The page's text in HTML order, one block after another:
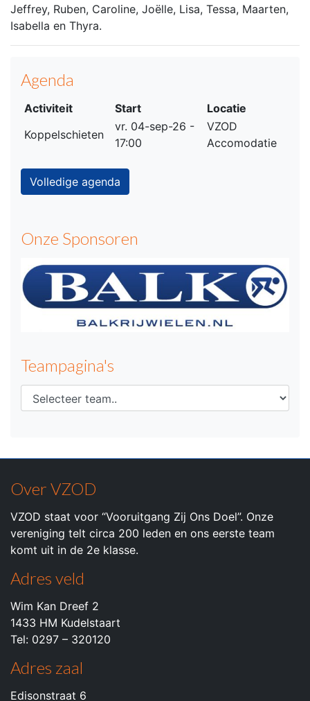
Jeffrey, Ruben, Caroline, Joëlle, Lisa, Tessa, Maarten,
Isabella en Thyra.
Agenda
Activiteit Start
Locatie
Koppelschieten
vr. 04-sep-26 -
17:00
VZOD
Accomodatie
Volledige agenda
Onze Sponsoren
Teampagina's
Over VZOD
VZOD staat voor “Vooruitgang Zij Ons Doel”. Onze
vereniging telt circa 200 leden en ons eerste team
komt uit in de 2e klasse.
Adres veld
Wim Kan Dreef 2
1433 HM Kudelstaart
Tel: 0297 – 320120
Adres zaal
Edisonstraat 6